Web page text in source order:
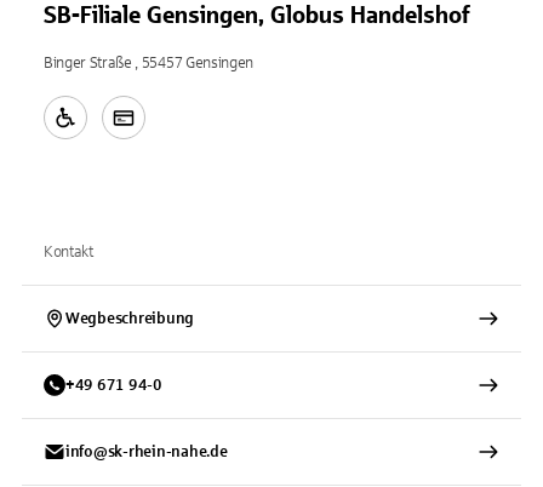
SB-Filiale Gensingen, Globus Handelshof
Binger Straße , 55457 Gensingen
Kontakt
Wegbeschreibung
+49 671 94-0
info@sk-rhein-nahe.de